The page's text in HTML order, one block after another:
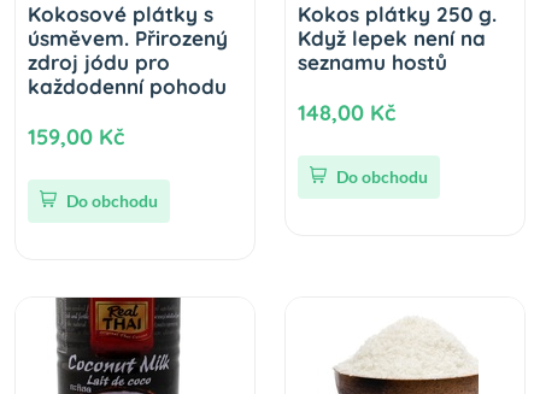
Kokosové plátky s
úsměvem. Přirozený
zdroj jódu pro
každodenní pohodu
159,00 Kč
Do obchodu
Kokos plátky 250 g.
Když lepek není na
seznamu hostů
148,00 Kč
Do obchodu